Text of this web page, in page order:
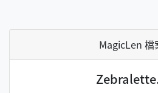
MagicLen 檔